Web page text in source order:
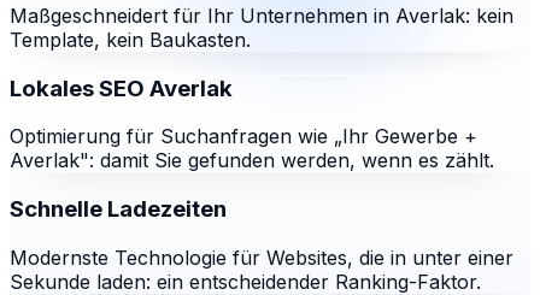
Maßgeschneidert für Ihr Unternehmen in Averlak: kein
Template, kein Baukasten.
Lokales SEO Averlak
Optimierung für Suchanfragen wie „Ihr Gewerbe +
Averlak": damit Sie gefunden werden, wenn es zählt.
Schnelle Ladezeiten
Modernste Technologie für Websites, die in unter einer
Sekunde laden: ein entscheidender Ranking-Faktor.